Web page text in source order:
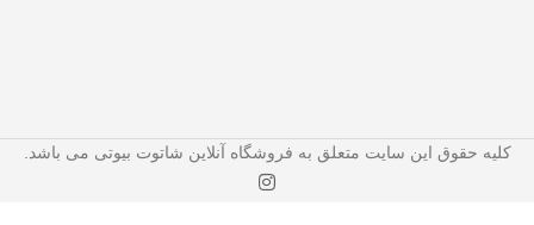
کلیه حقوق این سایت متعلق به فروشگاه آنلاین شاتوت بیوتی می باشد.